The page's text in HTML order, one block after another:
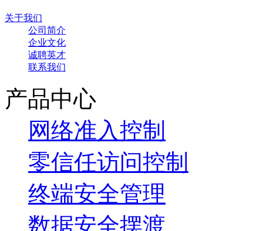
关于我们
公司简介
企业文化
诚聘英才
联系我们
产品中心
网络准入控制
零信任访问控制
终端安全管理
数据安全摆渡